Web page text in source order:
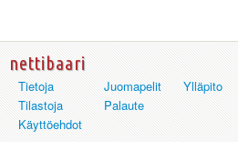
nettibaari
Tietoja
Tilastoja
Käyttöehdot
Juomapelit
Palaute
Ylläpito